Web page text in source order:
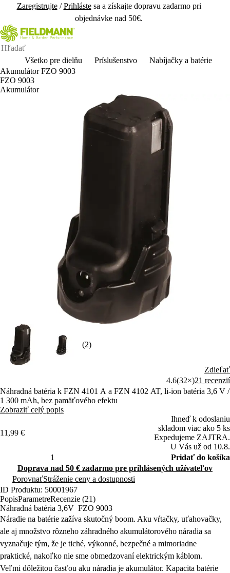
Zaregistrujte/Prihlástesa a získajte dopravu zadarmo pri
objednávke nad 50€.
Všetko pre dielňu Príslušenstvo
Nabíjačky a batérie
Akumulátor FZO 9003
FZO 9003
Akumulátor
(2)
Zdieľať
4.6(32×)21 recenzií
Náhradná batéria k FZN 4101 A a FZN 4102 AT, li-ion batéria 3,6 V /
1 300 mAh, bez pamäťového efektu
Zobraziť celý popis
11,99 €
Ihneď k odoslaniu
skladom viac ako 5 ks
Expedujeme ZAJTRA.
U Vás už od 10.8.
Pridať do košíka
Doprava nad 50 € zadarmo pre prihlásených užívateľov
PorovnaťStráženie ceny a dostupnosti
ID Produktu: 50001967
PopisParametreRecenzie (21)
Náhradná batéria 3,6V FZO 9003
Náradie na batérie zažíva skutočný boom. Aku vŕtačky, uťahovačky,
ale aj množstvo rôzneho záhradného akumulátorového náradia sa
vyznačuje tým, že je tiché, výkonné, bezpečné a mimoriadne
praktické, nakoľko nie sme obmedzovaní elektrickým káblom.
Veľmi dôležitou časťou aku náradia je akumulátor. Kapacita batérie